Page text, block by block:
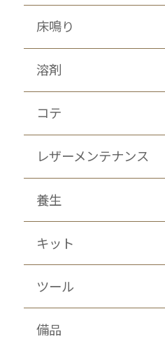
床鳴り
溶剤
コテ
レザーメンテナンス
養生
キット
ツール
備品